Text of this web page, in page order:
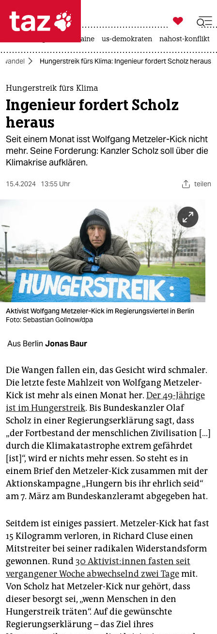
 taz zahl ich
taz zahl ich
themen
politik
öko
gesellschaft
nord
wahrheit
verlag
verlag
veranstaltungen
shop
unterstützen
abo
genossenschaft
epaper login

taz zahl ich
krieg in der ukraine us-demokraten nahost-konflikt
Hungerstreik fürs Klima: Ingenieur fordert Scholz heraus
Hungerstreik fürs Klima
Ingenieur fordert Scholz
heraus
Seit einem Monat isst Wolfgang Metzeler-Kick nicht
mehr. Seine Forderung: Kanzler Scholz soll über die
Klimakrise aufklären.
15.4.2024 13:55 Uhr teilen
Aktivist Wolfgang Metzeler-Kick im Regierungsviertel in Berlin
Foto: Sebastian Gollnow/dpa
Aus Berlin Jonas Baur
Die Wangen fallen ein, das Gesicht wird schmaler.
Die letzte feste Mahlzeit von Wolfgang Metzeler-
Kick ist mehr als einen Monat her. Der 49-Jährige
ist im Hungerstreik. Bis Bundeskanzler Olaf
Scholz in einer Regierungserklärung sagt, dass
„der Fortbestand der menschlichen Zivilisation […]
durch die Klimakatastrophe extrem gefährdet
[ist]“, wird er nichts mehr essen. So steht es in
einem Brief den Metzeler-Kick zusammen mit der
Aktionskampagne „Hungern bis ihr ehrlich seid“
am 7. März am Bundeskanzleramt abgegeben hat.
Seitdem ist einiges passiert. Metzeler-Kick hat fast
15 Kilogramm verloren, in Richard Cluse einen
Mitstreiter bei seiner radikalen Widerstandsform
gewonnen. Rund 30 Ak­ti­vis­t:in­nen fasten seit
vergangener Woche abwechselnd zwei Tagemit.
Von Scholz hat Metzeler-Kick nur gehört, dass
dieser besorgt sei, „wenn Menschen in den
Hungerstreik träten“. Auf die gewünschte
Regierungserklärung – das Ziel ihres